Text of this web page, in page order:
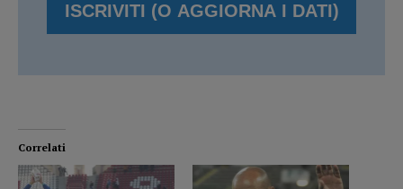
Correlati